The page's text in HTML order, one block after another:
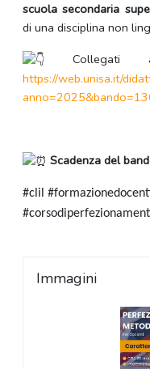
scuola secondaria
di una disciplina non
https://web.unisa.it/
Scadenza del
#clil
Immagini